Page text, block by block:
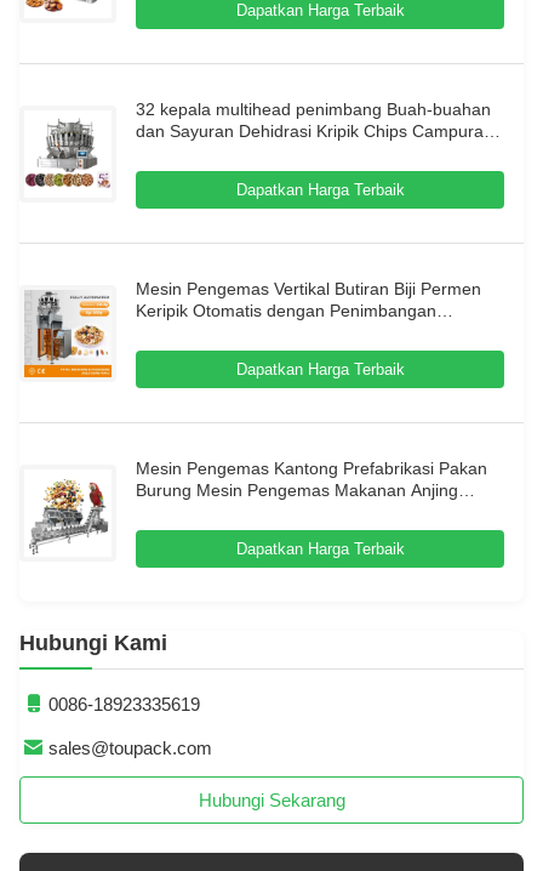
Dapatkan Harga Terbaik
32 kepala multihead penimbang Buah-buahan
dan Sayuran Dehidrasi Kripik Chips Campuran
Dapatkan Harga Terbaik
Mesin Pengemas Vertikal Butiran Biji Permen
Keripik Otomatis dengan Penimbangan
Dapatkan Harga Terbaik
Mesin Pengemas Kantong Prefabrikasi Pakan
Burung Mesin Pengemas Makanan Anjing
Multifungsi Mesin Timbang Multihead
Dapatkan Harga Terbaik
Hubungi Kami
0086-18923335619
sales@toupack.com
Hubungi Sekarang